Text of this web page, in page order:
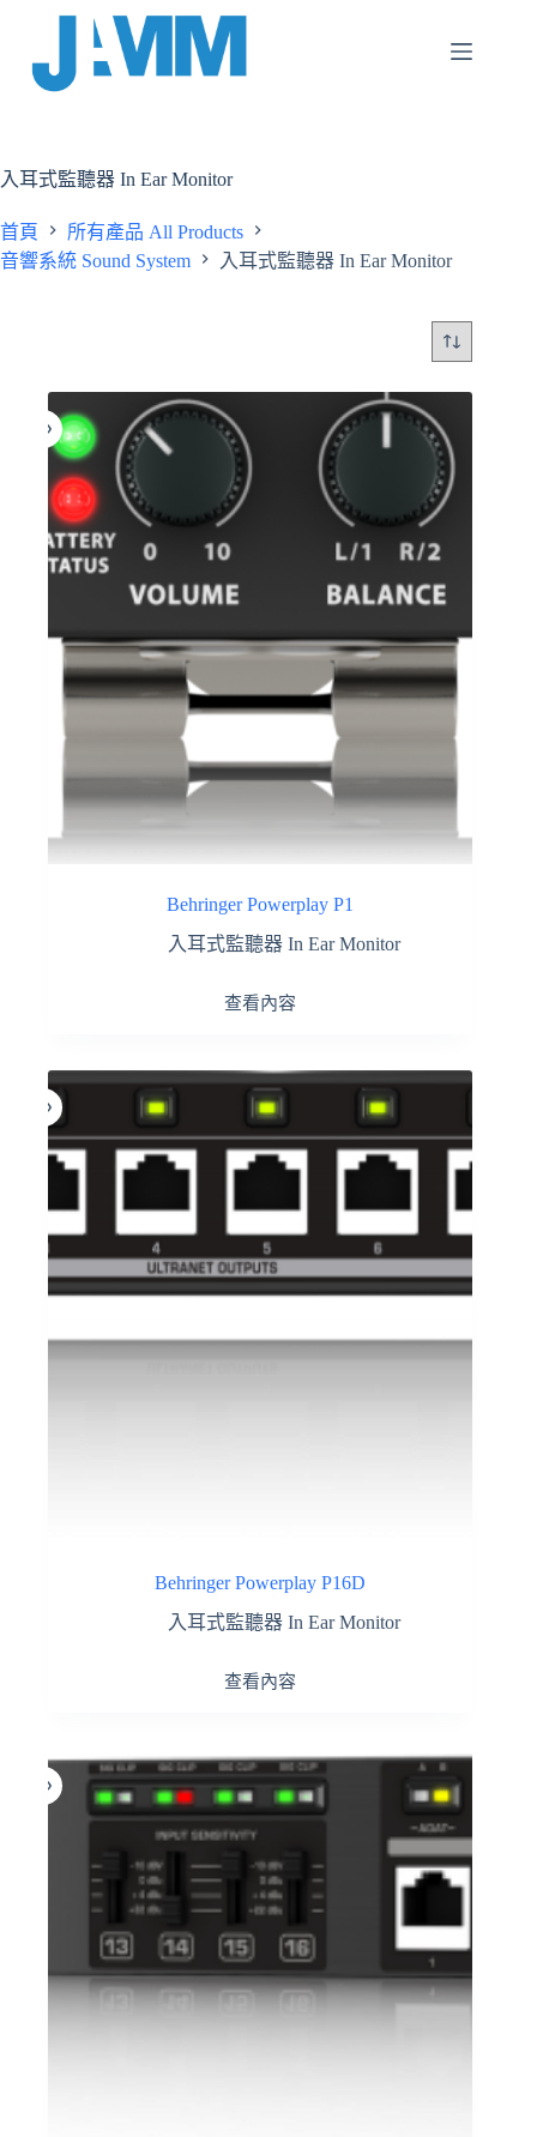
入耳式監聽器 In Ear Monitor
首頁
所有產品 All Products
音響系統 Sound System
入耳式監聽器 In Ear Monitor
Behringer Powerplay P1
入耳式監聽器 In Ear Monitor
查看內容
Behringer Powerplay P16D
入耳式監聽器 In Ear Monitor
查看內容